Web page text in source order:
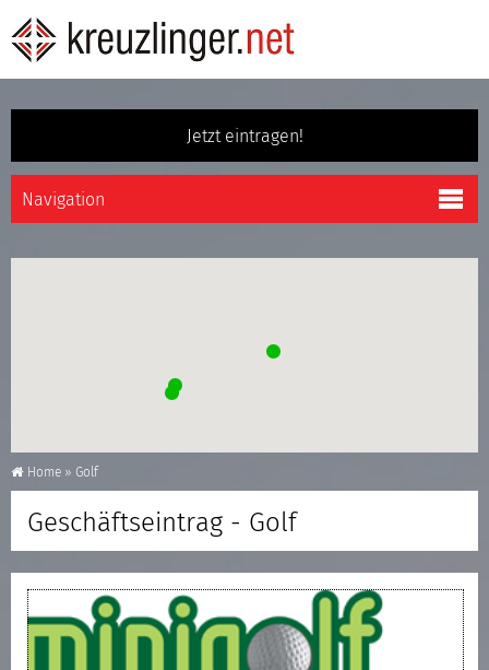
Jetzt eintragen!
Home » Golf
Geschäftseintrag - Golf